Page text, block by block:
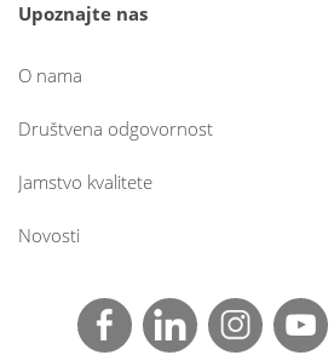
Upoznajte nas
O nama
Društvena odgovornost
Jamstvo kvalitete
Novosti